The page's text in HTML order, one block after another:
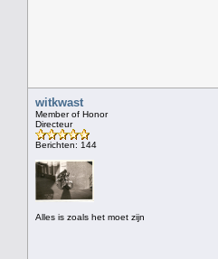
witkwast
Member of Honor
Directeur
Berichten: 144
Alles is zoals het moet zijn